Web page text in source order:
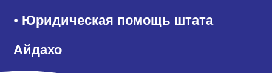
• Юридическая помощь штата
Айдахо